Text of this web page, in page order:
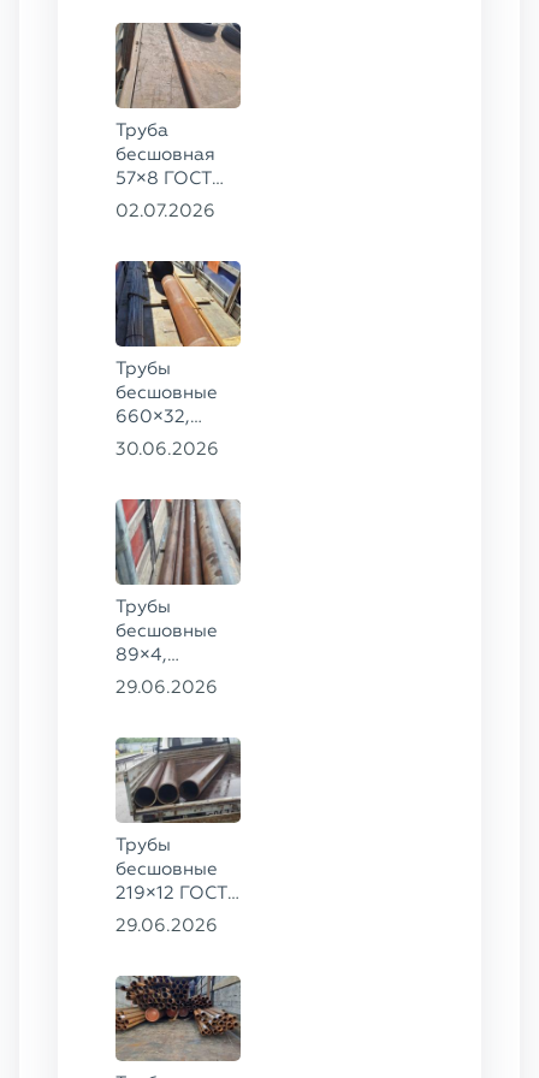
Труба
бесшовная
57×8 ГОСТ
8732-78
02.07.2026
Трубы
бесшовные
660×32,
426×28,
8732-78
сталь 09Г2С
30.06.2026
Трубы
бесшовные
89×4,
203×20,
09Г2С
29.06.2026
Трубы
бесшовные
219×12 ГОСТ
8732-78, ст.
29.06.2026